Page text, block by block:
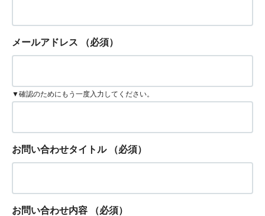
メールアドレス （必須）
▼確認のためにもう一度入力してください。
お問い合わせタイトル （必須）
お問い合わせ内容 （必須）